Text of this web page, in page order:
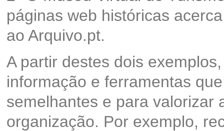
páginas web históricas
ao Arquivo.pt.
A partir destes dois
informação e ferramentas
semelhantes e para valorizar
organização. Por exemplo,